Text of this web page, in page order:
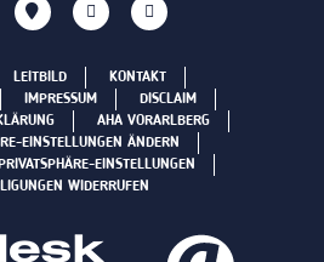
LEITBILD
KONTAKT
IMPRESSUM
DISCLAIM
AHA VORARLBERG
EINSTELLUNGEN ÄNDERN
EINSTELLUNGEN
WIDERRUFEN